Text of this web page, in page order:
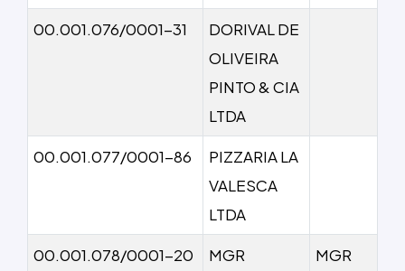
00.001.076/0001-31
DORIVAL DE
OLIVEIRA
PINTO & CIA
LTDA
00.001.077/0001-86
PIZZARIA LA
VALESCA
LTDA
00.001.078/0001-20
MGR
MGR